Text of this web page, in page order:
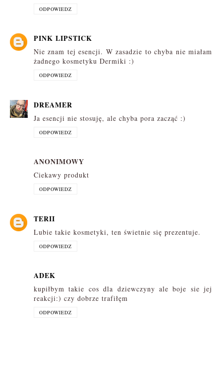
ODPOWIEDZ
PINK LIPSTICK
Nie znam tej esencji. W zasadzie to chyba nie miałam
żadnego kosmetyku Dermiki :)
ODPOWIEDZ
DREAMER
Ja esencji nie stosuję, ale chyba pora zacząć :)
ODPOWIEDZ
ANONIMOWY
Ciekawy produkt
ODPOWIEDZ
TERII
Lubie takie kosmetyki, ten świetnie się prezentuje.
ODPOWIEDZ
ADEK
kupiłbym takie cos dla dziewczyny ale boje sie jej
reakcji:) czy dobrze trafiłęm
ODPOWIEDZ